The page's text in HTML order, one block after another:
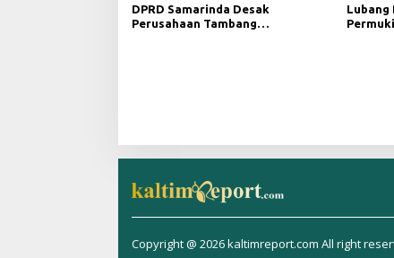
DPRD Samarinda Desak
Perusahaan Tambang
Lubang
Copyright @ 2026 kaltimreport.com All right